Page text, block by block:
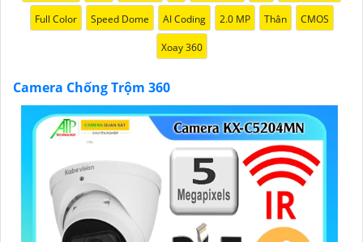
Full Color Speed Dome AI Coding 2.0 MP Thân CMOS
Xoay 360
Camera Chống Trộm 360